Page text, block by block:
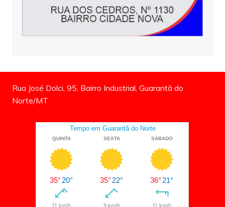
Rua José Dolci, 95, Bairro Industrial, Guarantã do
Norte/MT